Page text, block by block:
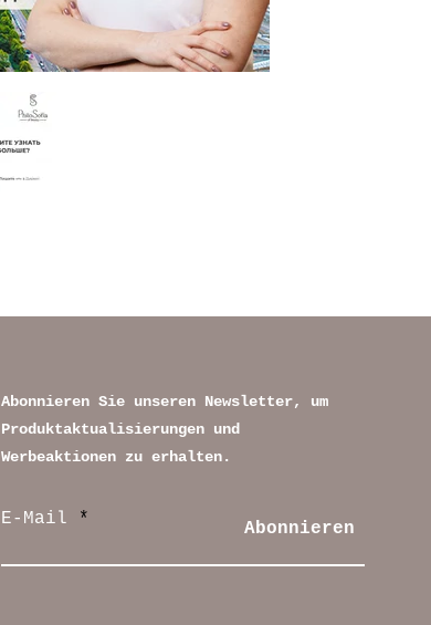
Abonnieren Sie unseren Newsletter, um
Produktaktualisierungen und
Werbeaktionen zu erhalten.
E-Mail Abonnieren